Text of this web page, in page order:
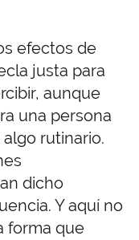
efectos de
justa para
aunque
una persona
rutinario.
dicho
Y aquí no
forma que